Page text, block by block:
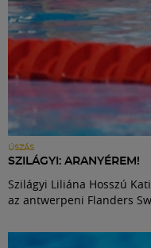
ÚSZÁS
SZILÁGYI: ARANYÉREM!
Szilágyi Liliána Hosszú
az antwerpeni Flanders
Klub
Szolgáltatások
Shop
Közösség
Múzeum